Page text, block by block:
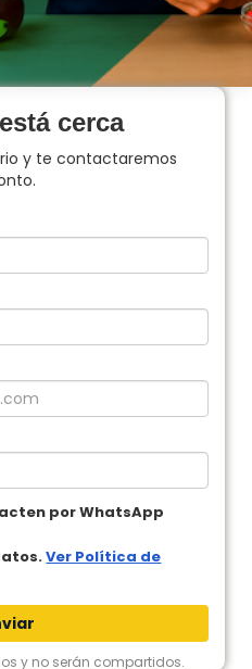
cerca
y te contactaremos
por WhatsApp
Ver Política de
y no serán compartidos.